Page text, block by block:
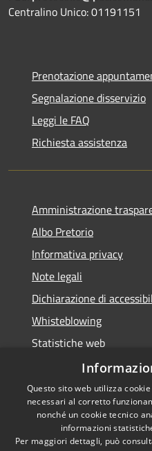
Centralino Unico: 01191151
Prenotazione
Segnalazione disservizio
Leggi le FAQ
Richiesta assistenza
Amministrazione
Albo Pretorio
Informativa privacy
Note legali
Dichiarazione di
Whisteblowing
Statistiche web
Segnalazioni di non
RSS
Questo sito web utilizza
necessari al corretto
nonché un cookie tecnico
informazioni
Per maggiori dettagli, può